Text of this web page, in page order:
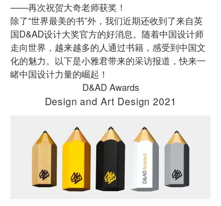
——再次祝贺大奇老师获奖！
除了“世界最美的书”外，我们近期还收到了来自英
国D&AD设计大奖官方的好消息。随着中国设计师
走向世界，越来越多的人通过书籍，感受到中国文
化的魅力。以下是小雅君带来的采访报道，快来一
睹中国设计力量的崛起！
D&AD Awards
Design and Art Design 2021